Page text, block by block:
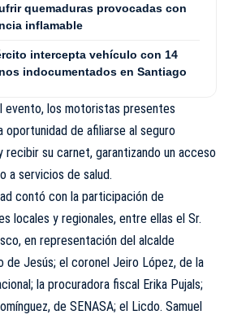
quemaduras provocadas con
inflamable
intercepta vehículo con 14
indocumentados en Santiago
evento, los motoristas presentes
oportunidad de afiliarse al seguro
recibir su carnet, garantizando un acceso
a servicios de salud.
contó con la participación de
locales y regionales, entre ellas el Sr.
en representación del alcalde
de Jesús; el coronel Jeiro López, de la
la procuradora fiscal Erika Pujals;
de SENASA; el Licdo. Samuel